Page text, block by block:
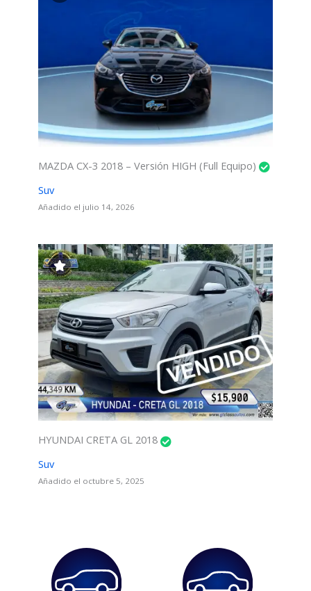
MAZDA CX-3 2018 – Versión HIGH (Full Equipo)
Suv
Añadido el julio 14, 2026
HYUNDAI CRETA GL 2018
Suv
Añadido el octubre 5, 2025